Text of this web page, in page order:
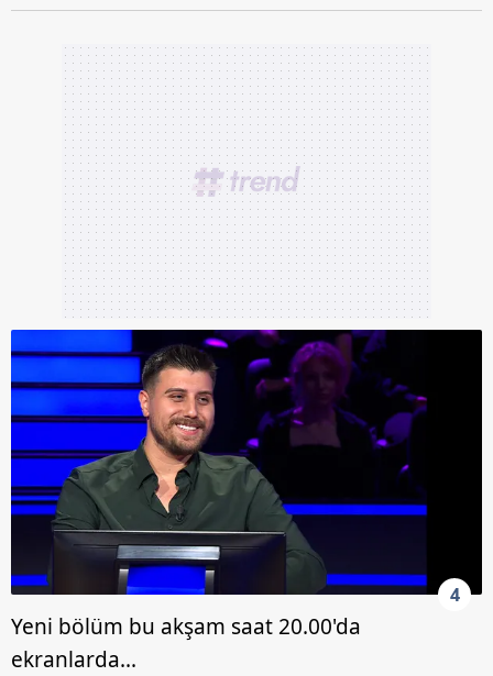
4
Yeni bölüm bu akşam saat 20.00'da
ekranlarda...